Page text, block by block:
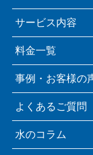
サービス内容
料金一覧
事例・お客様の
よくあるご質問
水のコラム